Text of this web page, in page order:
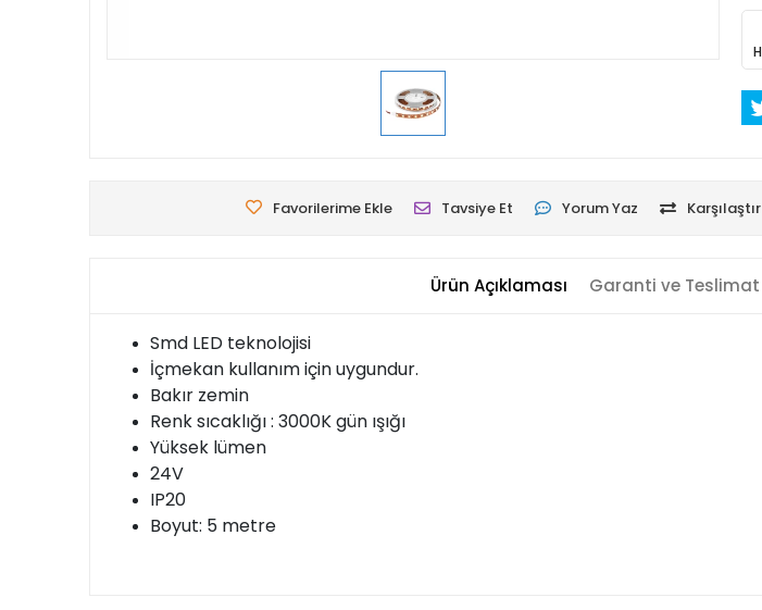
Favorilerime Ekle Tavsiye Et Yorum Yaz Karşılaştır
Ürün Açıklaması Garanti ve Teslimat
Smd LED teknolojisi
İçmekan kullanım için uygundur.
Bakır zemin
Renk sıcaklığı : 3000K gün ışığı
Yüksek lümen
24V
IP20
Boyut: 5 metre